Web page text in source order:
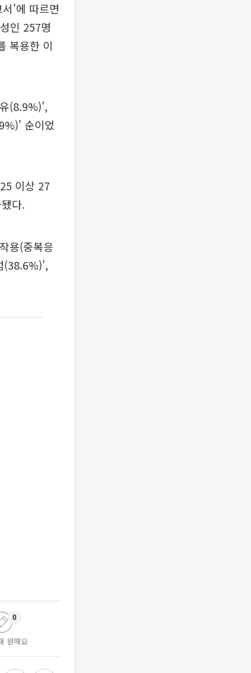
'에 따르면
인 257명
복용한 이
(8.9%)',
순이었
이상 27
다.
용(중복응
(38.6%)',
원해요
0